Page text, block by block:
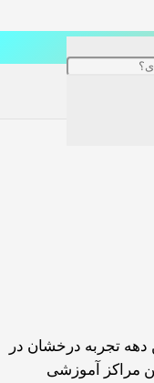
دهه تجربه درخشان در
مراکز آموزشی